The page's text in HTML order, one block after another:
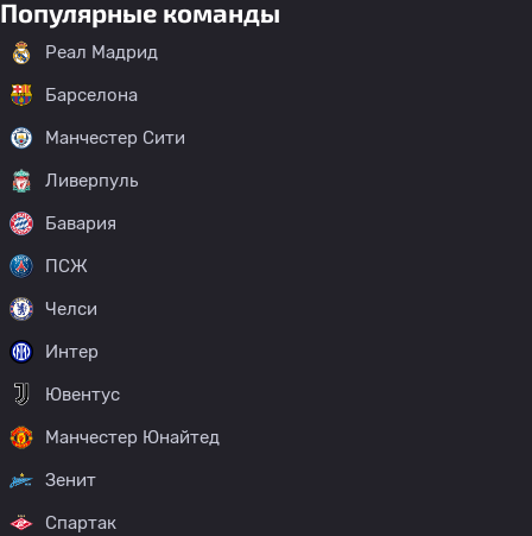
Популярные команды
Реал Мадрид
Барселона
Манчестер Сити
Ливерпуль
Бавария
ПСЖ
Челси
Интер
Ювентус
Манчестер Юнайтед
Зенит
Спартак